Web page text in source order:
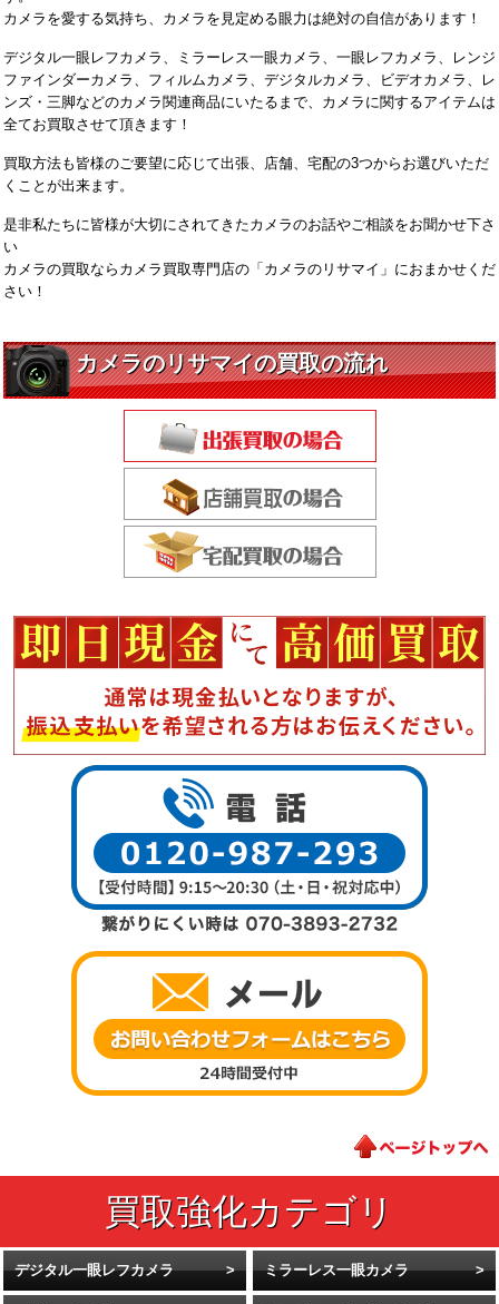
カメラを愛する気持ち、カメラを見定める眼力は絶対の自信があります！
デジタル一眼レフカメラ、ミラーレス一眼カメラ、一眼レフカメラ、レンジ
ファインダーカメラ、フィルムカメラ、デジタルカメラ、ビデオカメラ、レ
ンズ・三脚などのカメラ関連商品にいたるまで、カメラに関するアイテムは
全てお買取させて頂きます！
買取方法も皆様のご要望に応じて出張、店舗、宅配の3つからお選びいただ
くことが出来ます。
是非私たちに皆様が大切にされてきたカメラのお話やご相談をお聞かせ下さ
い
カメラの買取ならカメラ買取専門店の「カメラのリサマイ」におまかせくだ
さい！
デジタル一眼レフカメラ ミラーレス一眼カメラ